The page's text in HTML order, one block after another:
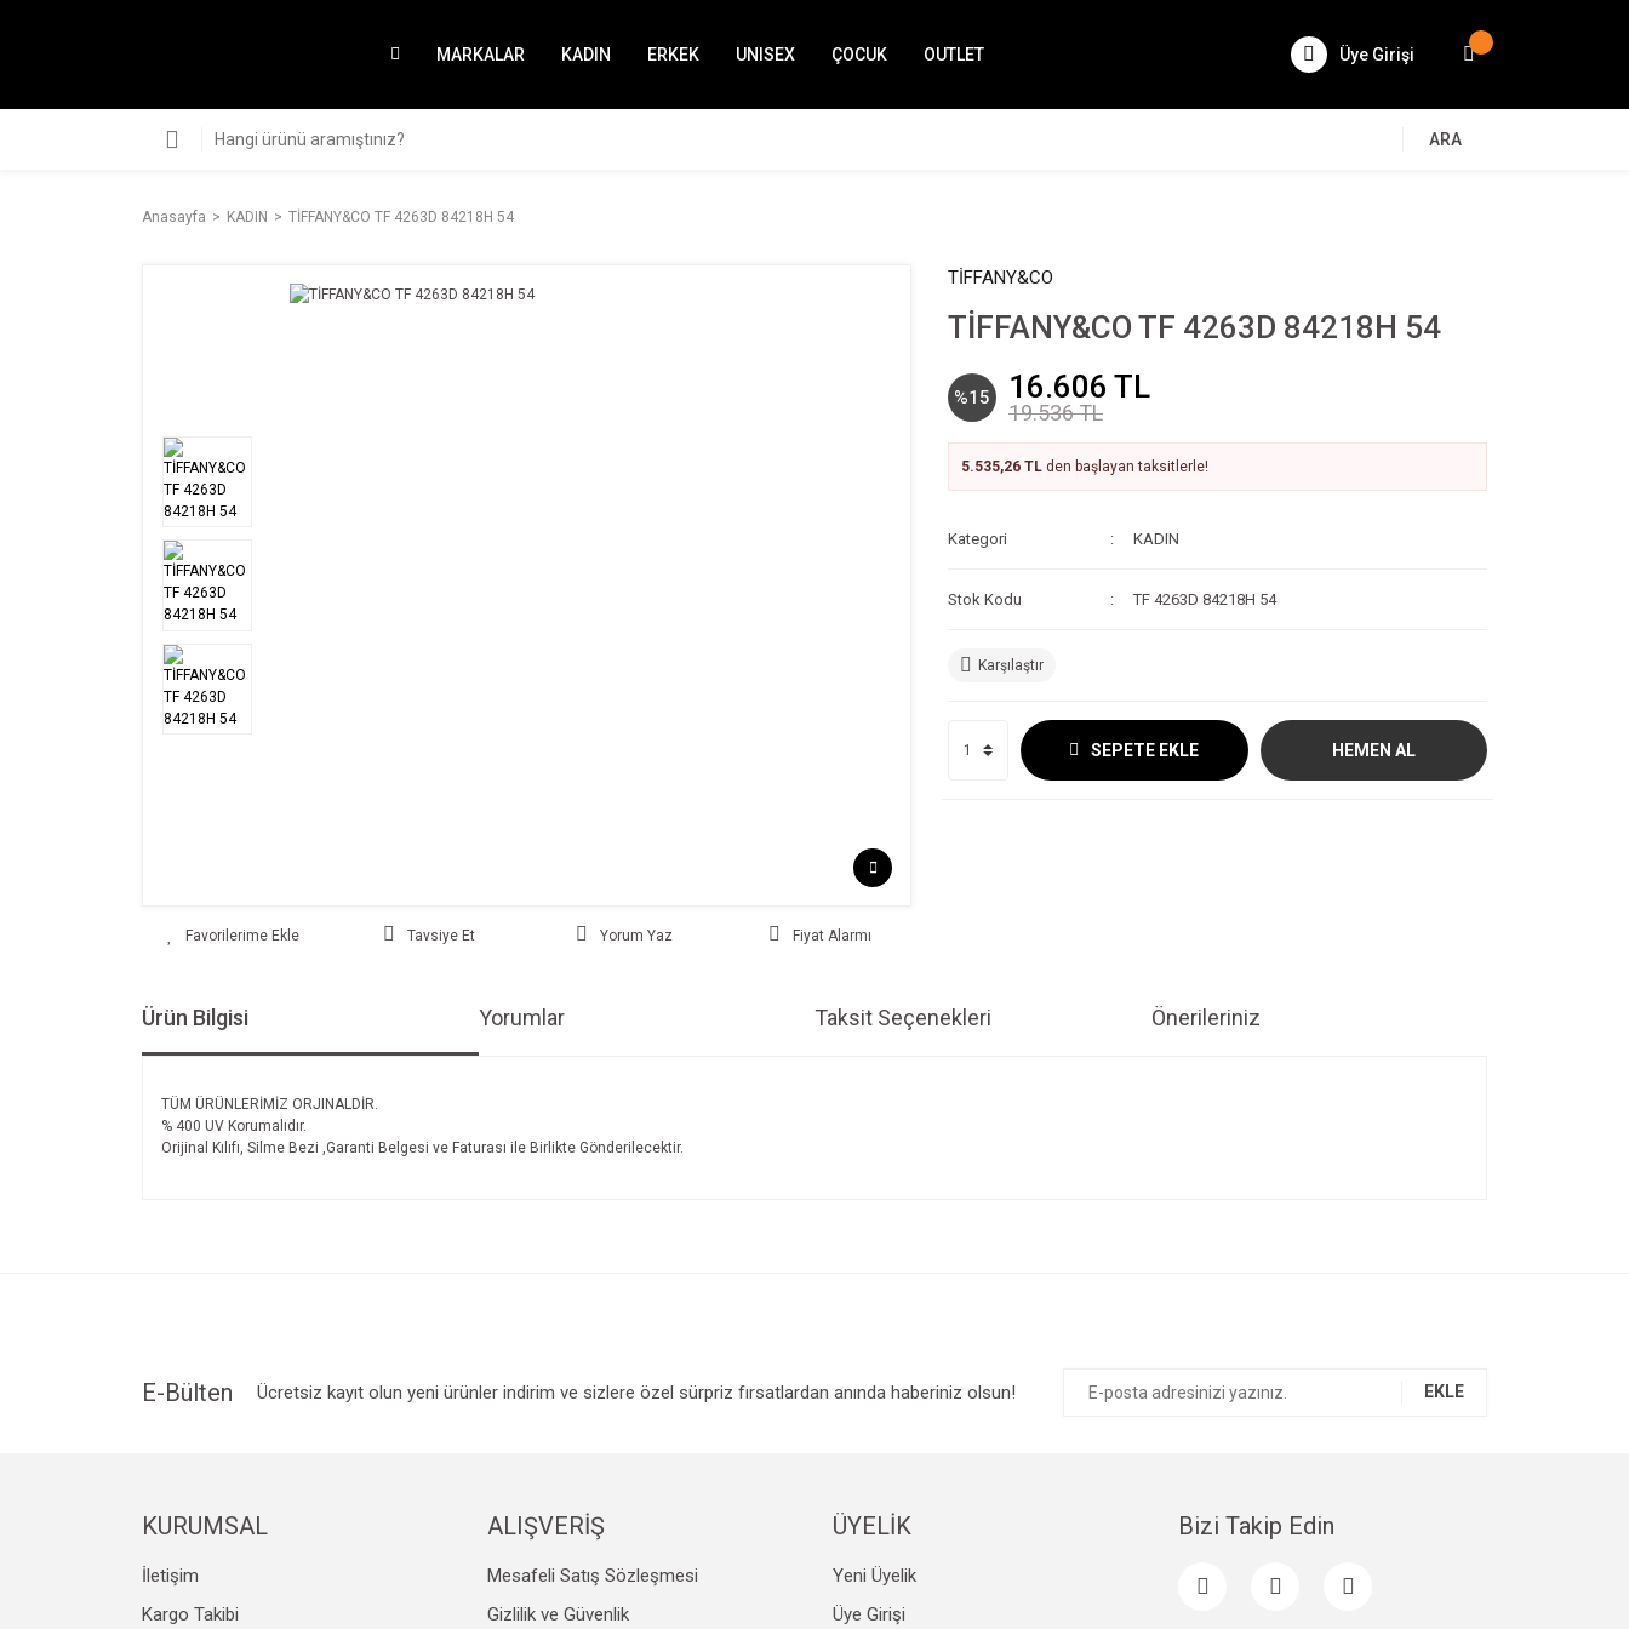
MARKALAR KADIN ERKEK UNISEX ÇOCUK OUTLET Üye Girişi
ARA
Anasayfa KADIN TİFFANY&CO TF 4263D 84218H 54
Tavsiye Et Yorum Yaz Fiyat Alarmı
TİFFANY&CO
TİFFANY&CO TF 4263D 84218H 54
%15 16.606 TL
19.536 TL
5.535,26 TL den başlayan taksitlerle!
Kategori KADIN
Stok Kodu TF 4263D 84218H 54
Karşılaştır
SEPETE EKLE HEMEN AL
Ürün Bilgisi Yorumlar Taksit Seçenekleri Önerileriniz
TÜM ÜRÜNLERİMİZ ORJINALDİR.
% 400 UV Korumalıdır.
Orijinal Kılıfı, Silme Bezi ,Garanti Belgesi ve Faturası ile Birlikte Gönderilecektir.
Bu ürüne benzer farklı alternatifler olmalı.
E-Bülten Ücretsiz kayıt olun yeni ürünler indirim ve sizlere özel sürpriz fırsatlardan anında haberiniz olsun! EKLE
KURUMSAL
İletişim
Kargo Takibi
ALIŞVERİŞ
Mesafeli Satış Sözleşmesi
Gizlilik ve Güvenlik
ÜYELİK
Yeni Üyelik
Üye Girişi
Bizi Takip Edin